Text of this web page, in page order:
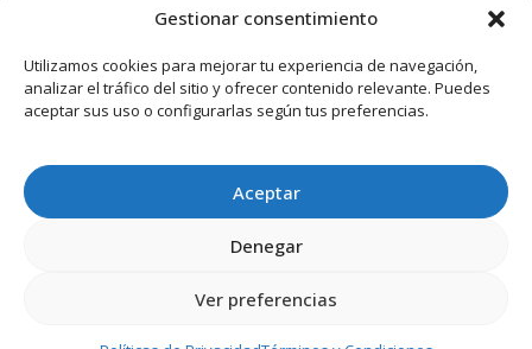
Gestionar consentimiento
Utilizamos cookies para mejorar tu experiencia de navegación,
analizar el tráfico del sitio y ofrecer contenido relevante. Puedes
aceptar sus uso o configurarlas según tus preferencias.
Aceptar
Denegar
Ver preferencias
Viernes 8:30 a 15:30 hrs.
Atención al cliente
Lunes a jueves de 09:00 a 17:45 hrs.